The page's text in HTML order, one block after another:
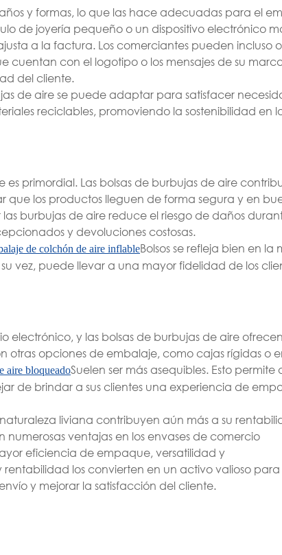
y formas, lo que las hace adecuadas para el
de joyería pequeño o un dispositivo electrónico
a la factura. Los comerciantes pueden incluso
cuentan con el logotipo o los mensajes de su
del cliente.
de aire se puede adaptar para satisfacer
reciclables, promoviendo la sostenibilidad en
primordial. Las bolsas de burbujas de aire
los productos lleguen de forma segura y en
burbujas de aire reduce el riesgo de daños
y devoluciones costosas.
de colchón de aire inflableBolsos se refleja bien en la
vez, puede llevar a una mayor fidelidad de los
electrónico, y las bolsas de burbujas de aire
opciones de embalaje, como cajas rígidas o
aire bloqueadoSuelen ser más asequibles. Esto permite
de brindar a sus clientes una experiencia de
liviana contribuyen aún más a su
numerosas ventajas en los envases de comercio
eficiencia de empaque, versatilidad y
los convierten en un activo valioso para
y mejorar la satisfacción del cliente.